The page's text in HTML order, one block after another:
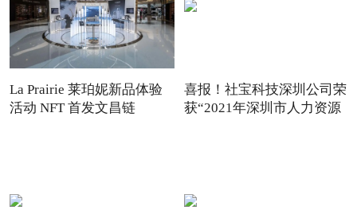
La Prairie 莱珀妮新品体验
活动 NFT 首发文昌链
喜报！社宝科技深圳公司荣
获“2021年深圳市人力资源